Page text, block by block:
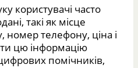
користувачі часто
такі як місце
номер телефону, ціна і
цю інформацію
помічників,